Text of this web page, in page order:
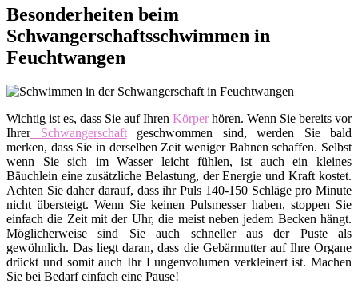
Besonderheiten beim
Schwangerschaftsschwimmen in
Feuchtwangen
Wichtig ist es, dass Sie auf Ihren Körperhören. Wenn Sie bereits vor
IhrerSchwangerschaftgeschwommen sind, werden Sie bald
merken, dass Sie in derselben Zeit weniger Bahnen schaffen. Selbst
wenn Sie sich im Wasser leicht fühlen, ist auch ein kleines
Bäuchlein eine zusätzliche Belastung, der Energie und Kraft kostet.
Achten Sie daher darauf, dass ihr Puls 140-150 Schläge pro Minute
nicht übersteigt. Wenn Sie keinen Pulsmesser haben, stoppen Sie
einfach die Zeit mit der Uhr, die meist neben jedem Becken hängt.
Möglicherweise sind Sie auch schneller aus der Puste als
gewöhnlich. Das liegt daran, dass die Gebärmutter auf Ihre Organe
drückt und somit auch Ihr Lungenvolumen verkleinert ist. Machen
Sie bei Bedarf einfach eine Pause!